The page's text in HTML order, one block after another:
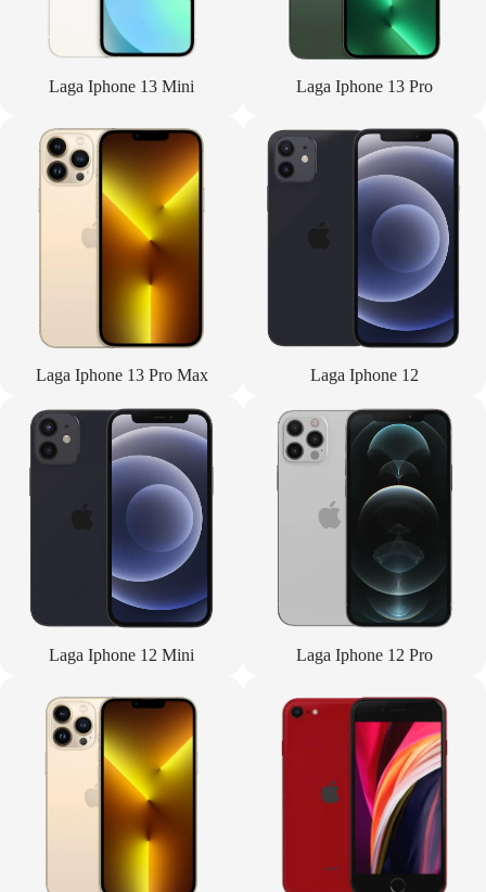
Laga Iphone 13 Mini Laga Iphone 13 Pro
Laga Iphone 13 Pro Max Laga Iphone 12
Laga Iphone 12 Mini Laga Iphone 12 Pro